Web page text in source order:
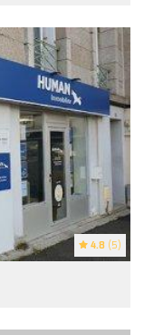
4.8 (5)